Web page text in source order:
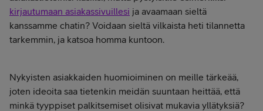
kirjautumaan asiakassivuillesi ja avaamaan sieltä
kanssamme chatin? Voidaan sieltä vilkaista heti tilannetta
tarkemmin, ja katsoa homma kuntoon.
Nykyisten asiakkaiden huomioiminen on meille tärkeää,
joten ideoita saa tietenkin meidän suuntaan heittää, että
minkä tyyppiset palkitsemiset olisivat mukavia yllätyksiä?